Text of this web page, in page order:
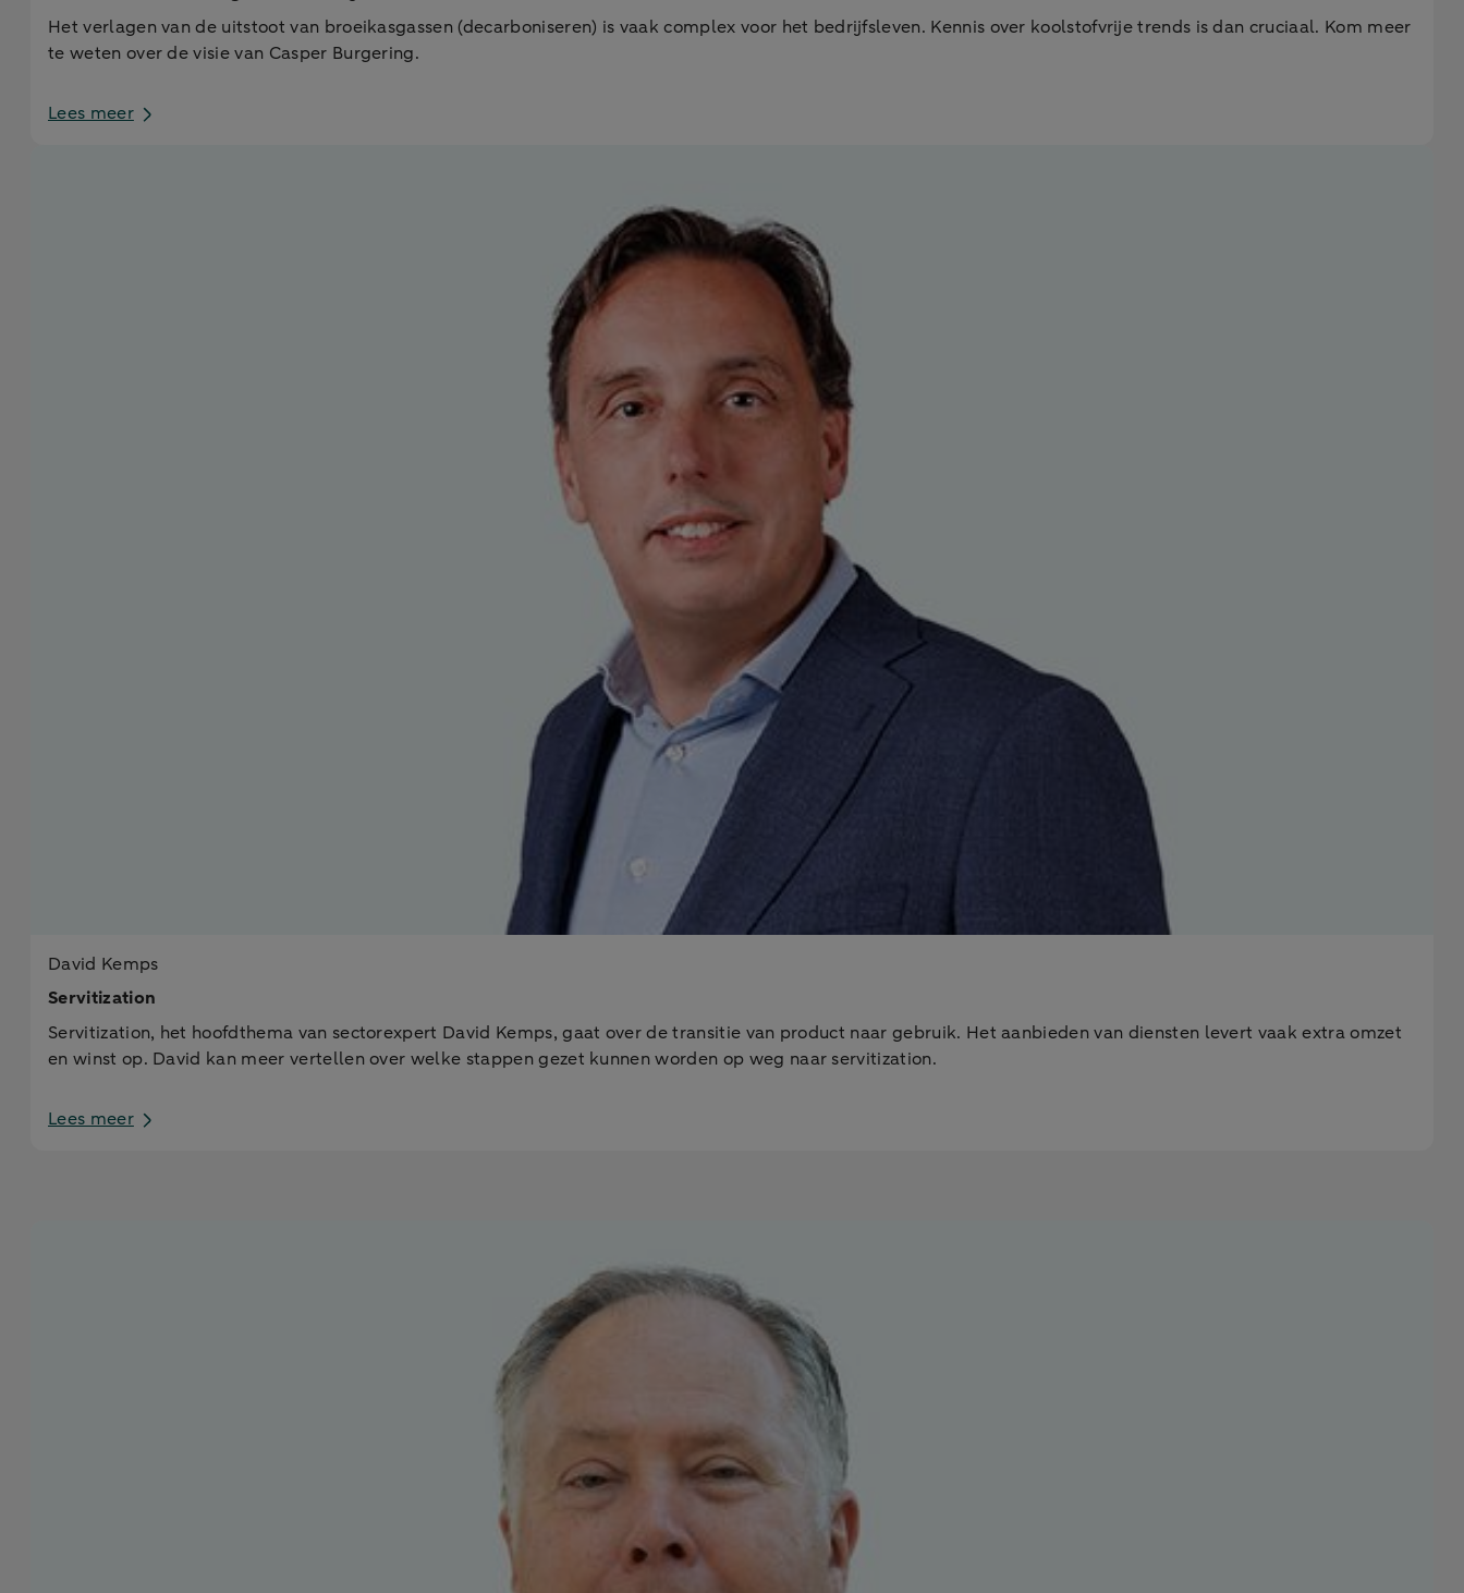
Het verlagen van de uitstoot van broeikasgassen (decarboniseren) is vaak complex voor het bedrijfsleven. Kennis over koolstofvrije trends is dan cruciaal. Kom meer
te weten over de visie van Casper Burgering.
Lees meer
David Kemps
Servitization
Servitization, het hoofdthema van sectorexpert David Kemps, gaat over de transitie van product naar gebruik. Het aanbieden van diensten levert vaak extra omzet
en winst op. David kan meer vertellen over welke stappen gezet kunnen worden op weg naar servitization.
Lees meer